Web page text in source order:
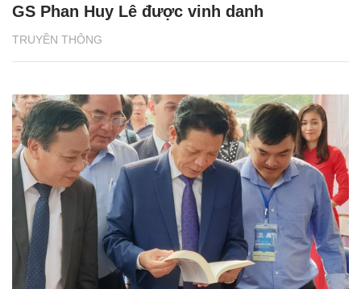
TRUYỀN THÔNG
GS Phan Huy Lê được vinh danh